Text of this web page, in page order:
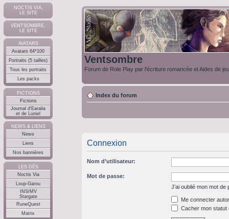
NOCTIS VIA,
LE SITE
VENTSOMBRE,
LE SITE
AVATARS
Avatars 64*100
Portraits (5 tailles)
Tous les portraits
Les packs
FICTIONS
Fictions
Journal d'Earalia
et de Luniel
NEWS & LIENS
News
Liens
Nos bannières
LES DÉS
Noctis Via
Loup-Garou
INS/MV
Stargate
RuneQuest
Matrix
Ventsombre
Forum de Role Play par l'écriture romancée et Aides de
Index du forum
Connexion
Nom d’utilisateur:
Mot de passe:
J’ai oublié mon mot de
Me connecter
Cacher mon statut